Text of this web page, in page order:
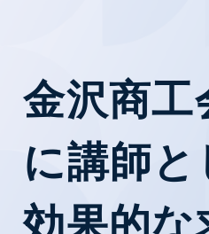
金沢商工
に講師
効果的な